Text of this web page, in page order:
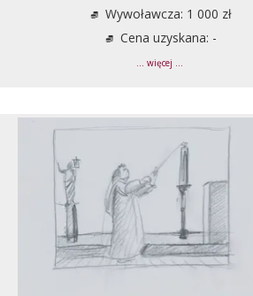
Wywoławcza: 1 000 zł
Cena uzyskana: -
... więcej ...